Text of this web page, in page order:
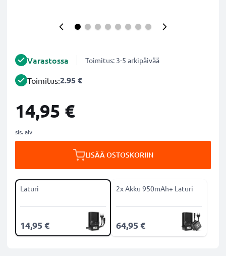
Varastossa Toimitus: 3-5 arkipäivää
Toimitus:2.95 €
14,95 €
sis. alv
LISÄÄ OSTOSKORIIN
Laturi
14,95 €
2x Akku 950mAh+ Laturi
64,95 €